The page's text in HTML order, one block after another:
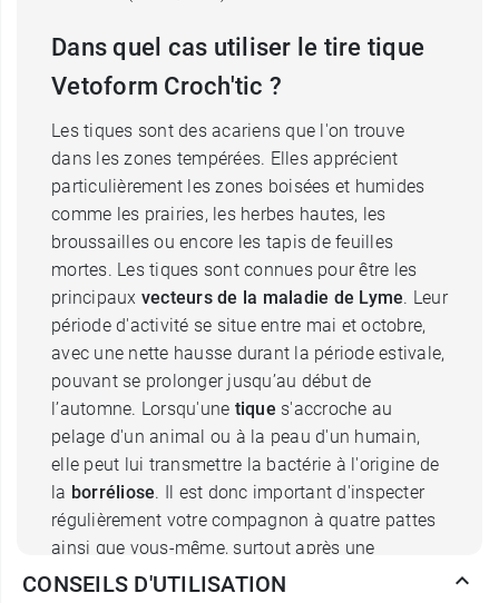
Dans quel cas utiliser le tire tique
Vetoform Croch'tic ?
Les tiques sont des acariens que l'on trouve
dans les zones tempérées. Elles apprécient
particulièrement les zones boisées et humides
comme les prairies, les herbes hautes, les
broussailles ou encore les tapis de feuilles
mortes. Les tiques sont connues pour être les
principaux vecteurs de la maladie de Lyme. Leur
période d'activité se situe entre mai et octobre,
avec une nette hausse durant la période estivale,
pouvant se prolonger jusqu’au début de
l’automne. Lorsqu'une tique s'accroche au
pelage d'un animal ou à la peau d'un humain,
elle peut lui transmettre la bactérie à l'origine de
la borréliose. Il est donc important d'inspecter
régulièrement votre compagnon à quatre pattes
ainsi que vous-même, surtout après une
promenade dans des zones où les tiques
CONSEILS D'UTILISATION